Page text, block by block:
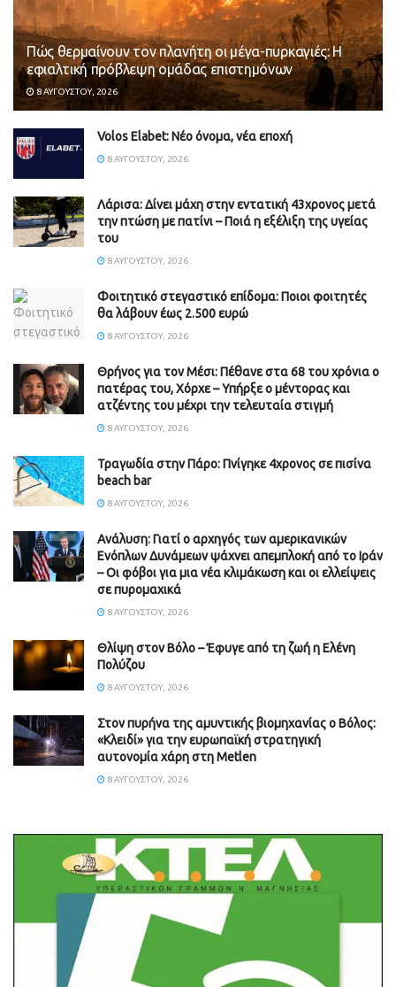
Πώς θερμαίνουν τον πλανήτη οι μέγα-πυρκαγιές: Η
εφιαλτική πρόβλεψη ομάδας επιστημόνων
8 ΑΥΓΟΎΣΤΟΥ, 2026
Volos Elabet: Νέο όνομα, νέα εποχή
8 ΑΥΓΟΎΣΤΟΥ, 2026
Λάρισα: Δίνει μάχη στην εντατική 43χρονος μετά
την πτώση με πατίνι – Ποιά η εξέλιξη της υγείας
του
8 ΑΥΓΟΎΣΤΟΥ, 2026
Φοιτητικό στεγαστικό επίδομα: Ποιοι φοιτητές
θα λάβουν έως 2.500 ευρώ
8 ΑΥΓΟΎΣΤΟΥ, 2026
Θρήνος για τον Μέσι: Πέθανε στα 68 του χρόνια ο
πατέρας του, Χόρχε – Υπήρξε ο μέντορας και
ατζέντης του μέχρι την τελευταία στιγμή
8 ΑΥΓΟΎΣΤΟΥ, 2026
Τραγωδία στην Πάρο: Πνίγηκε 4χρονος σε πισίνα
beach bar
8 ΑΥΓΟΎΣΤΟΥ, 2026
Ανάλυση: Γιατί ο αρχηγός των αμερικανικών
Ενόπλων Δυνάμεων ψάχνει απεμπλοκή από το Ιράν
– Οι φόβοι για μια νέα κλιμάκωση και οι ελλείψεις
σε πυρομαχικά
8 ΑΥΓΟΎΣΤΟΥ, 2026
Θλίψη στον Βόλο – Έφυγε από τη ζωή η Ελένη
Πολύζου
8 ΑΥΓΟΎΣΤΟΥ, 2026
Στον πυρήνα της αμυντικής βιομηχανίας ο Βόλος:
«Κλειδί» για την ευρωπαϊκή στρατηγική
αυτονομία χάρη στη Metlen
8 ΑΥΓΟΎΣΤΟΥ, 2026